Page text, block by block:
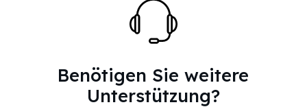
Benötigen Sie weitere
Unterstützung?